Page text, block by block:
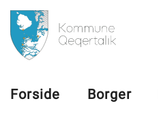
Forside Borger